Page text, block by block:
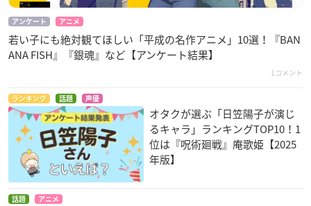
アンケート アニメ
若い子にも絶対観てほしい「平成の名作アニメ」10選！『BAN
ANA FISH』『銀魂』など【アンケート結果】
1コメント
ランキング 話題 声優
オタクが選ぶ「日笠陽子が演じ
るキャラ」ランキングTOP10！1
位は『呪術廻戦』庵歌姫【2025
年版】
話題 アニメ